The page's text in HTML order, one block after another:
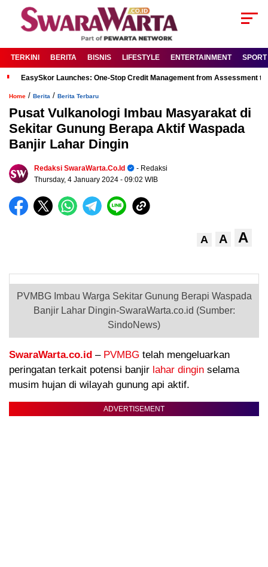
TERKINI BERITA BISNIS LIFESTYLE ENTERTAINMENT SPORT
EasySkor Launches: One-Stop Credit Management from Assessment
Home / Berita / Berita Terbaru
Pusat Vulkanologi Imbau Masyarakat di
Sekitar Gunung Berapa Aktif Waspada
Banjir Lahar Dingin
Redaksi SwaraWarta.co.id
- Redaksi
Thursday, 4 January 2024 - 09:02 WIB
A A A
PVMBG Imbau Warga Sekitar Gunung Berapi Waspada
Banjir Lahar Dingin-SwaraWarta.co.id (Sumber:
SindoNews)
SwaraWarta.co.id – PVMBG telah mengeluarkan
peringatan terkait potensi banjir lahar dingin selama
musim hujan di wilayah gunung api aktif.
ADVERTISEMENT